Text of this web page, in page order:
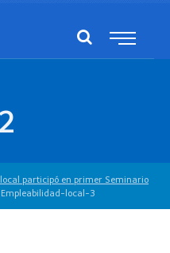
participó en primer Seminario
Empleabilidad-local-3